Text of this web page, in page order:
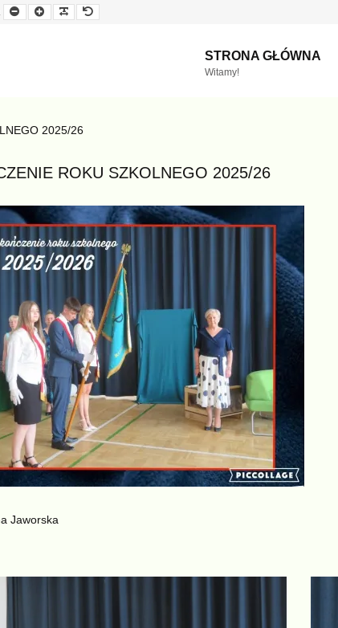
Mniejsza
czcionka
Większa
czcionka
Czytelna
czcionkaczcionka
STRONA GŁÓWNA
Witamy!
2025/26
ROKU SZKOLNEGO 2025/26
Jaworska